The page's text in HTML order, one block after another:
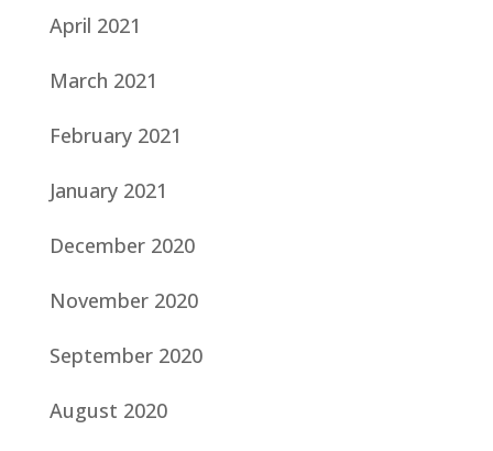
April 2021
March 2021
February 2021
January 2021
December 2020
November 2020
September 2020
August 2020